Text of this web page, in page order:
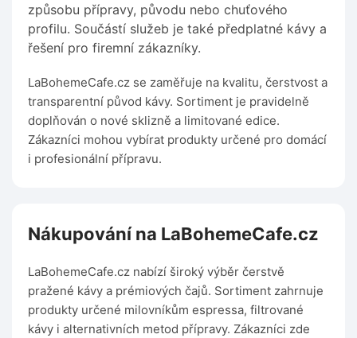
způsobu přípravy, původu nebo chuťového
profilu. Součástí služeb je také předplatné kávy a
řešení pro firemní zákazníky.
LaBohemeCafe.cz se zaměřuje na kvalitu, čerstvost a
transparentní původ kávy. Sortiment je pravidelně
doplňován o nové sklizně a limitované edice.
Zákazníci mohou vybírat produkty určené pro domácí
i profesionální přípravu.
Nákupování na LaBohemeCafe.cz
LaBohemeCafe.cz nabízí široký výběr čerstvě
pražené kávy a prémiových čajů. Sortiment zahrnuje
produkty určené milovníkům espressa, filtrované
kávy i alternativních metod přípravy. Zákazníci zde